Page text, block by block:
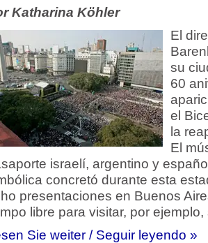
Katharina Köhler
El
su
60
el
la
El
israelí, argentino y
concretó durante esta
presentaciones en Buenos
libre para visitar, por
Sie weiter / Seguir leyendo »